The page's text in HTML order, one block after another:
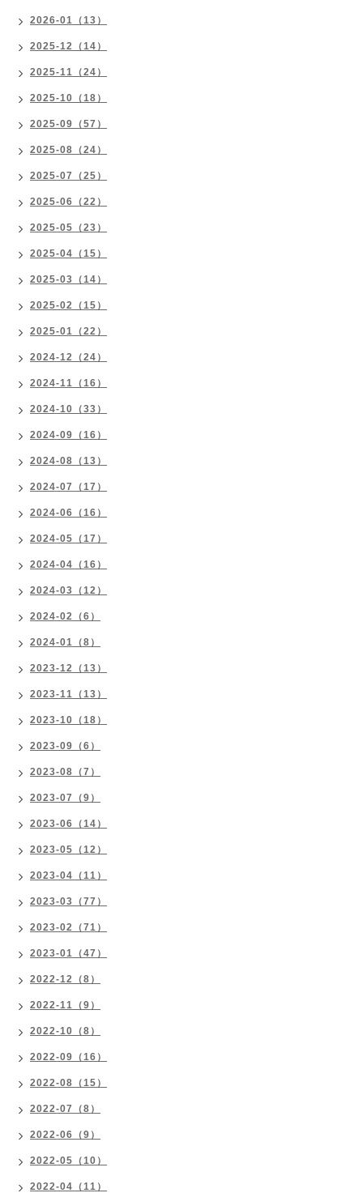
2026-01（13）
2025-12（14）
2025-11（24）
2025-10（18）
2025-09（57）
2025-08（24）
2025-07（25）
2025-06（22）
2025-05（23）
2025-04（15）
2025-03（14）
2025-02（15）
2025-01（22）
2024-12（24）
2024-11（16）
2024-10（33）
2024-09（16）
2024-08（13）
2024-07（17）
2024-06（16）
2024-05（17）
2024-04（16）
2024-03（12）
2024-02（6）
2024-01（8）
2023-12（13）
2023-11（13）
2023-10（18）
2023-09（6）
2023-08（7）
2023-07（9）
2023-06（14）
2023-05（12）
2023-04（11）
2023-03（77）
2023-02（71）
2023-01（47）
2022-12（8）
2022-11（9）
2022-10（8）
2022-09（16）
2022-08（15）
2022-07（8）
2022-06（9）
2022-05（10）
2022-04（11）